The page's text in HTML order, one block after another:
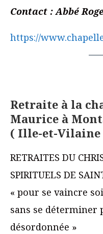
Contact : Abbé
https://
Retraite à la
Maurice à
( Ille-et-Vilaine
RETRAITES DU
SPIRITUELS DE
« pour se vaincre
sans se déterminer
désordonnée »